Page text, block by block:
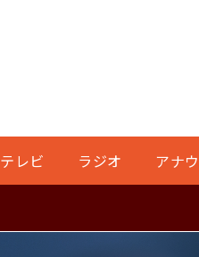
テレビ ラジオ アナ